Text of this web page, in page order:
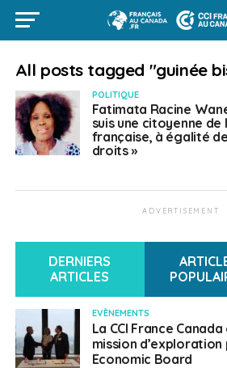
All posts tagged "guinée
POLITIQUE
Fatimata Racine
suis une citoyenne de
française, à égalité
droits »
ADVERTISEMENT
DERNIERS
ARTICLES
EVÈNEMENTS
La CCI France
mission
Economic Board